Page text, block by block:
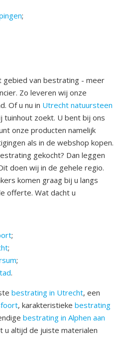
;
gebied van bestrating - meer
Zo leveren wij onze
Of u nu in Utrecht natuursteen
tuinhout zoekt. U bent bij ons
onze producten namelijk
als in de webshop kopen.
gekocht? Dan leggen
doen wij in de gehele regio.
komen graag bij u langs
offerte. Wat dacht u
;
;
;
.
bestrating in Utrecht, een
, karakteristieke bestrating
bestrating in Alphen aan
u altijd de juiste materialen